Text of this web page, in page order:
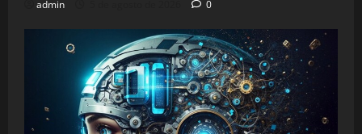
admin 0